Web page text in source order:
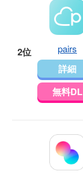
2位 pairs
詳細
無料DL